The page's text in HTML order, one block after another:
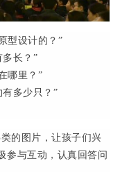
型设计的？ ”
长？ ”
哪里？ ”
多少只？ ”
的图片，让孩子们兴
参与互动，认真回答问